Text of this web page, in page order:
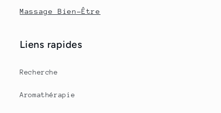
Massage Bien-Être
Liens rapides
Recherche
Aromathérapie